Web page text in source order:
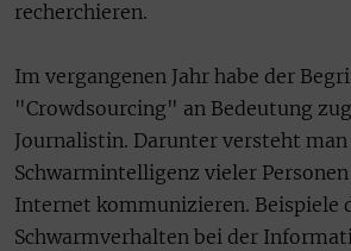
recherchieren.
Im vergangenen Jahr habe der
"Crowdsourcing" an Bedeutung
Journalistin. Darunter versteht
Schwarmintelligenz vieler
Internet kommunizieren. Beispiele
Schwarmverhalten bei der